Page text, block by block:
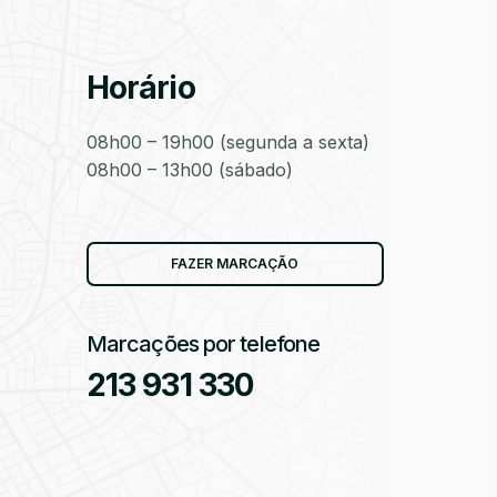
Horário
08h00 – 19h00 (segunda a sexta)
08h00 – 13h00 (sábado)
FAZER MARCAÇÃO
Marcações por telefone
213 931 330